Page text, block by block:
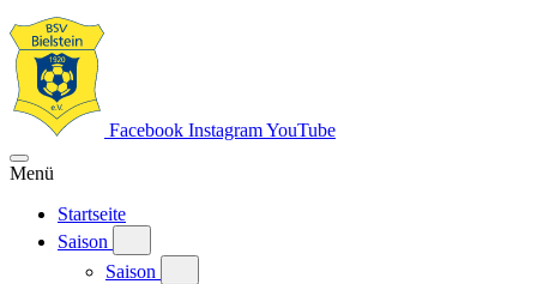
Facebook InstagramYouTube
Menü
Startseite
Saison
Saison